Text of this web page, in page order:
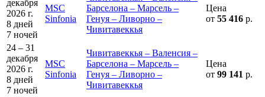
декабря
2026 г.
8 дней
7 ночей
MSC
Sinfonia
Барселона – Марсель –
Генуя – Ливорно –
Чивитавеккья
Цена
от 55 416 р.
24 – 31
декабря
2026 г.
8 дней
7 ночей
MSC
Sinfonia
Чивитавеккья – Валенсия –
Барселона – Марсель –
Генуя – Ливорно –
Чивитавеккья
Цена
от 99 141 р.